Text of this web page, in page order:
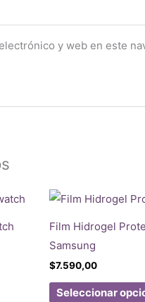
y web en este
Film Hidrogel
Samsung
$7.590,00
Seleccionar